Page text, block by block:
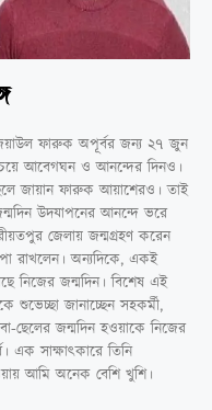
ফারুক অপূর্বর জন্য ২৭ জুন
আবেগঘন ও আনন্দের দিনও।
জায়ান ফারুক আয়াশেরও। তাই
উদযাপনের আনন্দে ভরে
জেলায় জন্মগ্রহণ করেন
রাখলেন। অন্যদিকে, একই
নিজের জন্মদিন। বিশেষ এই
শুভেচ্ছা জানাচ্ছেন সহকর্মী,
ছেলের জন্মদিন হওয়াকে নিজের
এক সাক্ষাৎকারে তিনি
আমি অনেক বেশি খুশি।